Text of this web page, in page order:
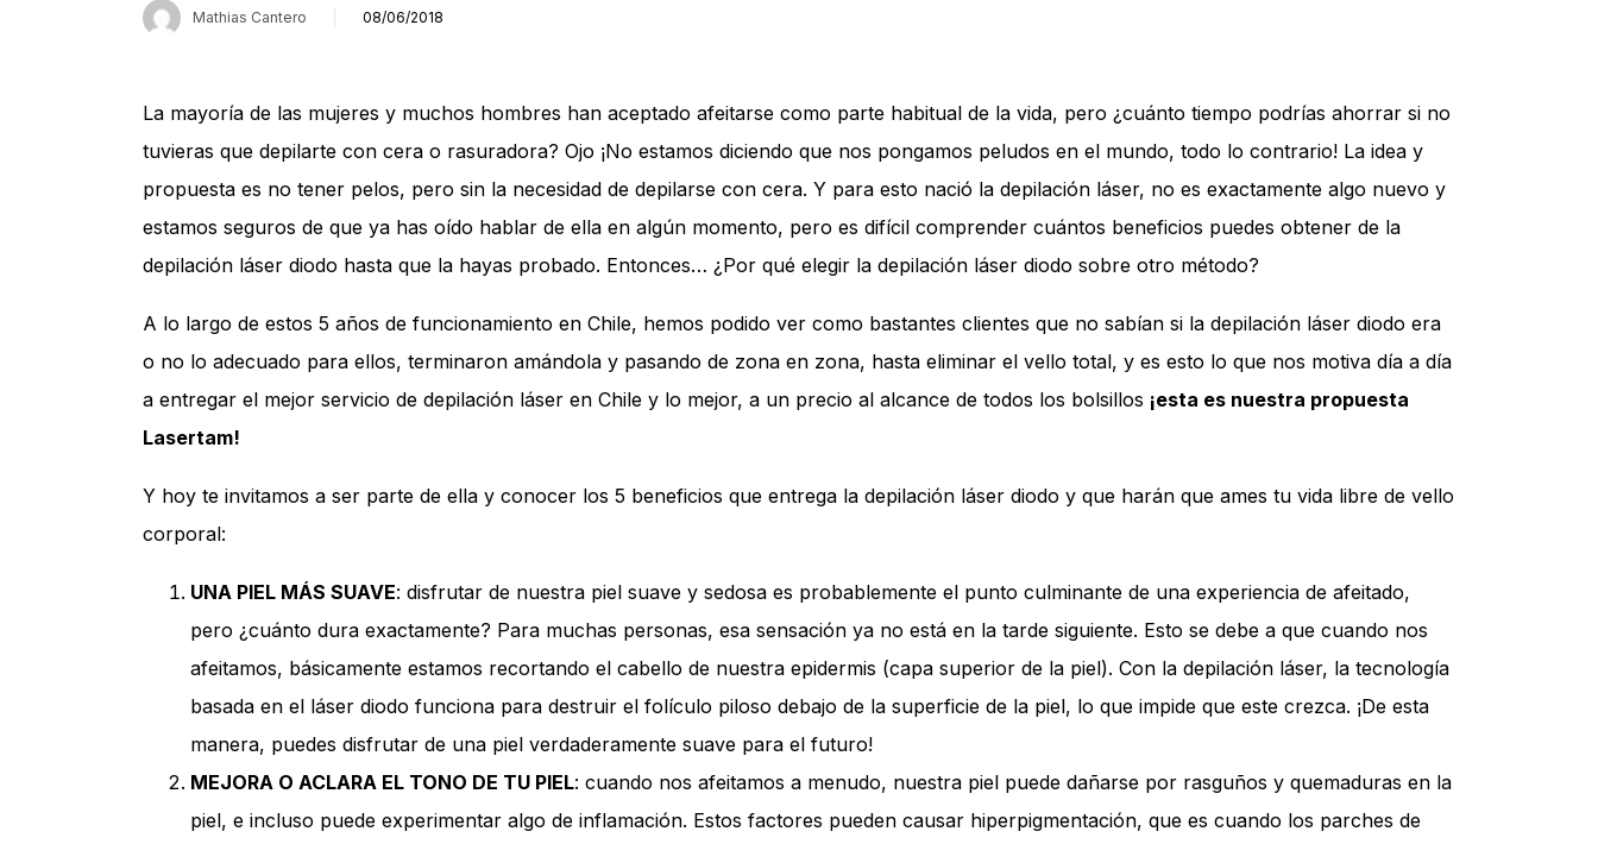
Mathias Cantero 08/06/2018
La mayoría de las mujeres y muchos hombres han aceptado afeitarse como parte habitual de la vida, pero ¿cuánto tiempo podrías ahorrar si no
tuvieras que depilarte con cera o rasuradora? Ojo ¡No estamos diciendo que nos pongamos peludos en el mundo, todo lo contrario! La idea y
propuesta es no tener pelos, pero sin la necesidad de depilarse con cera. Y para esto nació la depilación láser, no es exactamente algo nuevo y
estamos seguros de que ya has oído hablar de ella en algún momento, pero es difícil comprender cuántos beneficios puedes obtener de la
depilación láser diodo hasta que la hayas probado. Entonces… ¿Por qué elegir la depilación láser diodo sobre otro método?
A lo largo de estos 5 años de funcionamiento en Chile, hemos podido ver como bastantes clientes que no sabían si la depilación láser diodo era
o no lo adecuado para ellos, terminaron amándola y pasando de zona en zona, hasta eliminar el vello total, y es esto lo que nos motiva día a día
a entregar el mejor servicio de depilación láser en Chile y lo mejor, a un precio al alcance de todos los bolsillos ¡esta es nuestra propuesta
Lasertam!
Y hoy te invitamos a ser parte de ella y conocer los 5 beneficios que entrega la depilación láser diodo y que harán que ames tu vida libre de vello
corporal:
UNA PIEL MÁS SUAVE: disfrutar de nuestra piel suave y sedosa es probablemente el punto culminante de una experiencia de afeitado,
pero ¿cuánto dura exactamente? Para muchas personas, esa sensación ya no está en la tarde siguiente. Esto se debe a que cuando nos
afeitamos, básicamente estamos recortando el cabello de nuestra epidermis (capa superior de la piel). Con la depilación láser, la tecnología
basada en el láser diodo funciona para destruir el folículo piloso debajo de la superficie de la piel, lo que impide que este crezca. ¡De esta
manera, puedes disfrutar de una piel verdaderamente suave para el futuro!
MEJORA O ACLARA EL TONO DE TU PIEL: cuando nos afeitamos a menudo, nuestra piel puede dañarse por rasguños y quemaduras en la
piel, e incluso puede experimentar algo de inflamación. Estos factores pueden causar hiperpigmentación, que es cuando los parches de